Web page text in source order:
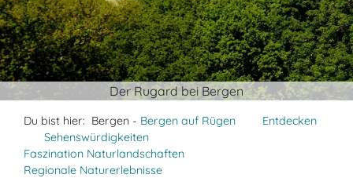
Der Rugard bei Bergen
Du bist hier: Bergen - Bergen auf Rügen
Entdecken
Sehenswürdigkeiten
Faszination Naturlandschaften
Regionale Naturerlebnisse